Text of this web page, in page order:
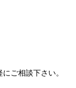
ご相談下さい。